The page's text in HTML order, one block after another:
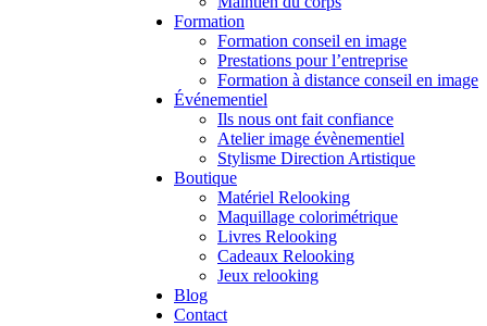
Formation
Formation conseil en image
Prestations pour l’entreprise
Formation à distance conseil en image
Événementiel
Ils nous ont fait confiance
Atelier image évènementiel
Stylisme Direction Artistique
Boutique
Matériel Relooking
Maquillage colorimétrique
Livres Relooking
Cadeaux Relooking
Jeux relooking
Blog
Contact